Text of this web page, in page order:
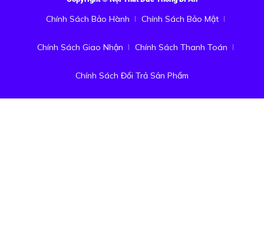
Chính Sách Bảo Hành Chính Sách Bảo Mật
Chính Sách Giao Nhận Chính Sách Thanh Toán
Chính Sách Đổi Trả Sản Phẩm